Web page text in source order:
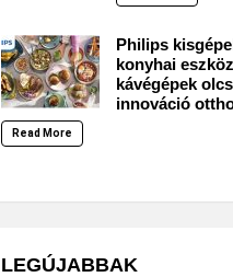
Philips
konyhai
kávégépek
innováció
Read More
LEGÚJABBAK